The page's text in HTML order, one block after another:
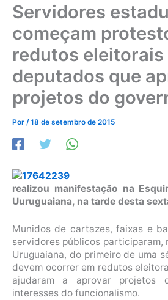
Servidores
começam
redutos eleitorais
deputados que
projetos do
Por /18 de setembro de 2015
realizou manifestação na
Uuruguaiana, na tarde desta
Munidos de cartazes, faixas e
servidores públicos participaram,
Uruguaiana, do primeiro de uma
devem ocorrer em redutos
ajudaram a aprovar projetos
interesses do funcionalismo.